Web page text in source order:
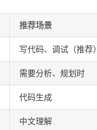
推荐场景
写代码、调试（推荐）
需要分析、规划时
代码生成
中文理解